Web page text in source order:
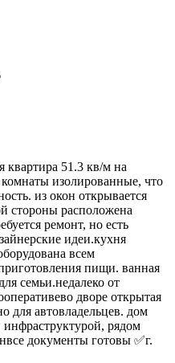
квартира 51.3 кв/м на
изолированные, что
из окон открывается
стороны расположена
ремонт, но есть
идеи.кухня
всем
пищи. ванная
семьи.недалеко от
дворе открытая
для автовладельцев. дом
рядом
документы готовы ✅г.